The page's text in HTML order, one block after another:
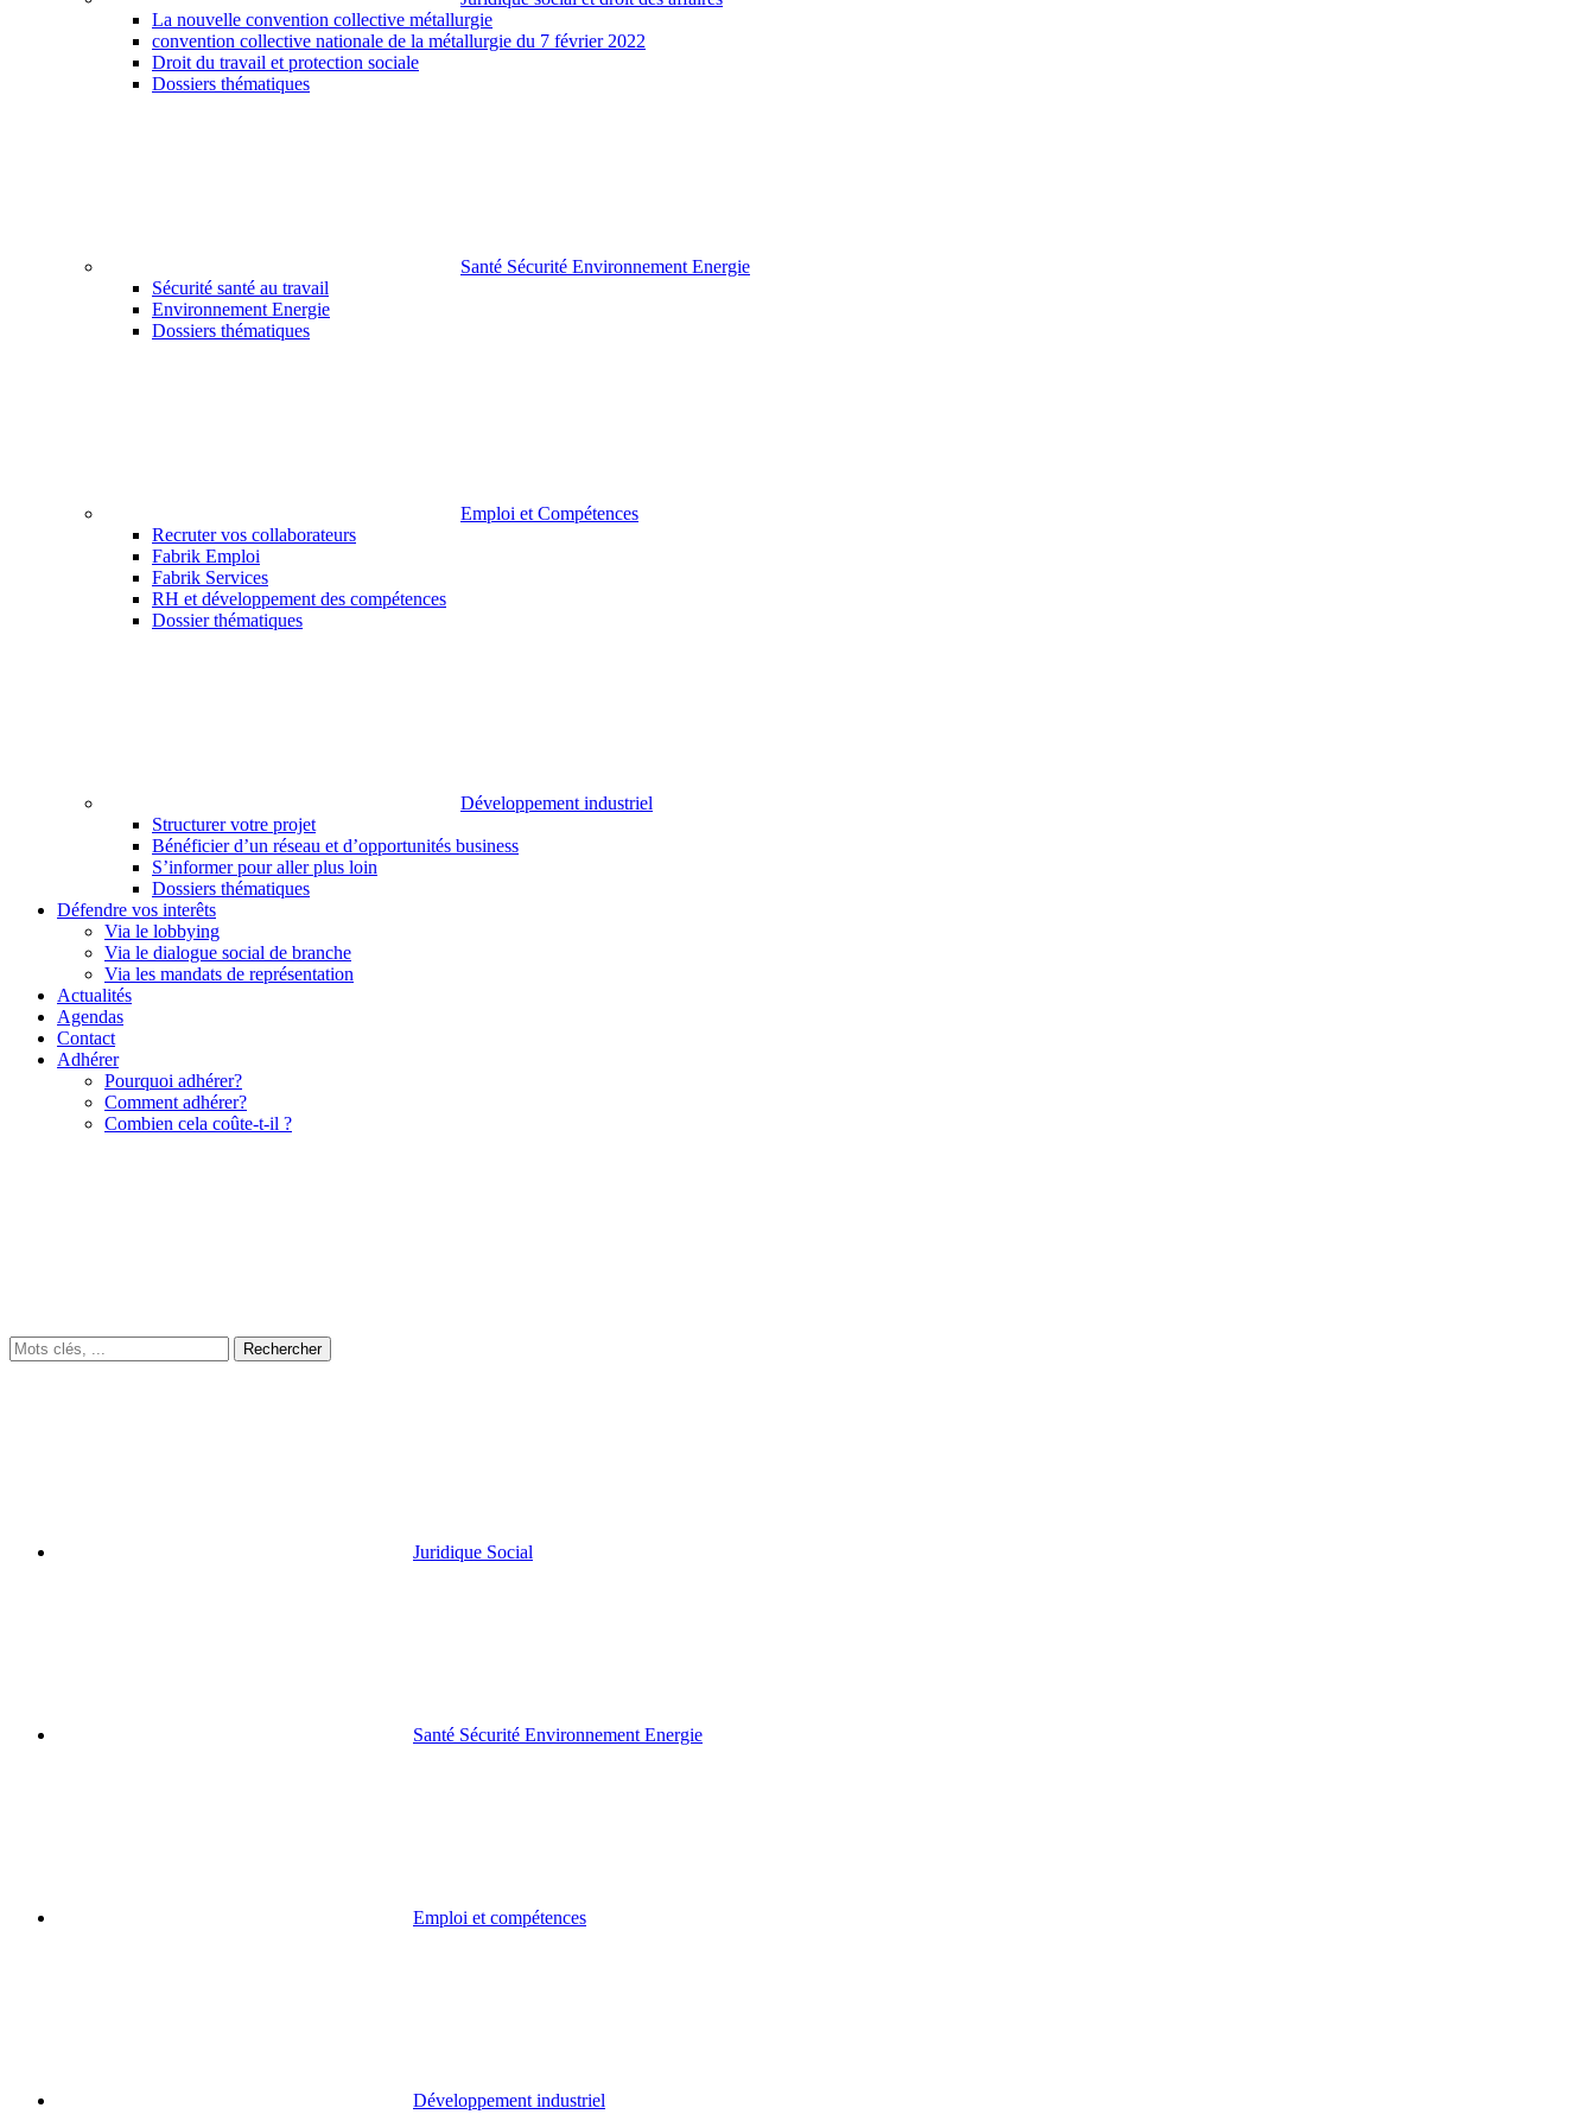
La nouvelle convention collective métallurgie
convention collective nationale de la métallurgie du 7 février 2022
Droit du travail et protection sociale
Dossiers thématiques
Santé Sécurité Environnement Energie
Sécurité santé au travail
Environnement Energie
Dossiers thématiques
Emploi et Compétences
Recruter vos collaborateurs
Fabrik Emploi
Fabrik Services
RH et développement des compétences
Dossier thématiques
Développement industriel
Structurer votre projet
Bénéficier d’un réseau et d’opportunités business
S’informer pour aller plus loin
Dossiers thématiques
Défendre vos interêts
Via le lobbying
Via le dialogue social de branche
Via les mandats de représentation
Actualités
Agendas
Contact
Adhérer
Pourquoi adhérer?
Comment adhérer?
Combien cela coûte-t-il ?
Juridique Social
Santé Sécurité Environnement Energie
Emploi et compétences
Développement industriel